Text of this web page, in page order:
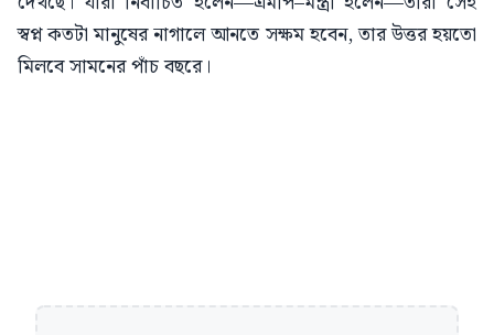
স্বপ্ন কতটা মানুষের নাগালে আনতে সক্ষম হবেন, তার উত্তর হয়তো
মিলবে সামনের পাঁচ বছরে।